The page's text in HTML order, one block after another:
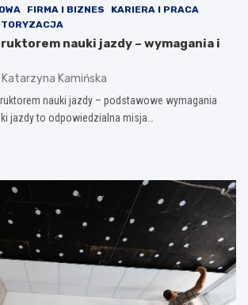
FIRMA I BIZNES
KARIERA I PRACA
nauki jazdy – wymagania i
Katarzyna Kamińska
nauki jazdy – podstawowe wymagania
jazdy to odpowiedzialna misja…